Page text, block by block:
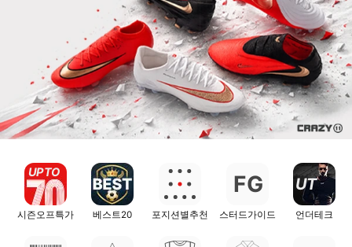
UP TO
시즌오프특가 베스트20 포지션별추천
FG
스터드가이드
UT
언더테크